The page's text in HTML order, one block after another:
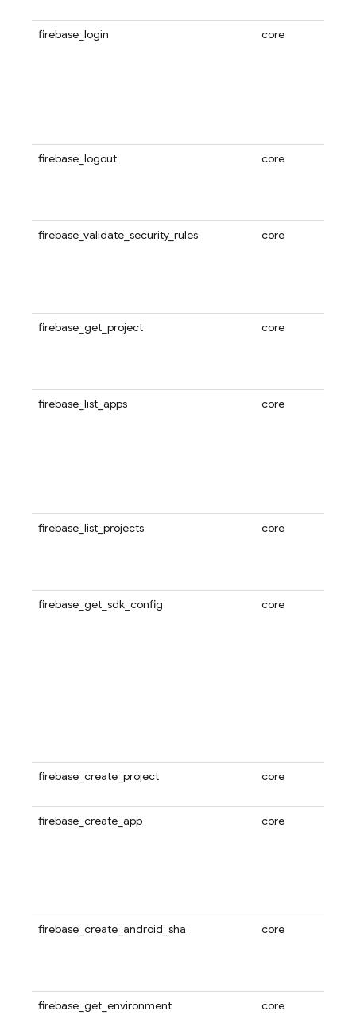
firebase_login core
firebase_logout core
firebase_validate_security_rules core
firebase_get_project core
firebase_list_apps core
firebase_list_projects core
firebase_get_sdk_config core
firebase_create_project core
firebase_create_app core
firebase_create_android_sha core
firebase_get_environment core